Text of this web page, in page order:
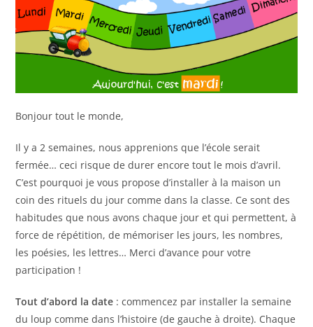
Bonjour tout le monde,
Il y a 2 semaines, nous apprenions que l’école serait
fermée… ceci risque de durer encore tout le mois d’avril.
C’est pourquoi je vous propose d’installer à la maison un
coin des rituels du jour comme dans la classe. Ce sont des
habitudes que nous avons chaque jour et qui permettent, à
force de répétition, de mémoriser les jours, les nombres,
les poésies, les lettres… Merci d’avance pour votre
participation !
Tout d’abord la date : commencez par installer la semaine
du loup comme dans l’histoire (de gauche à droite). Chaque